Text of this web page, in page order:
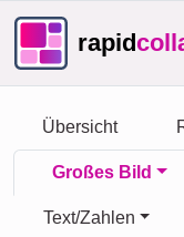
rapid
Übersicht
Großes Bild
Text/Zahlen